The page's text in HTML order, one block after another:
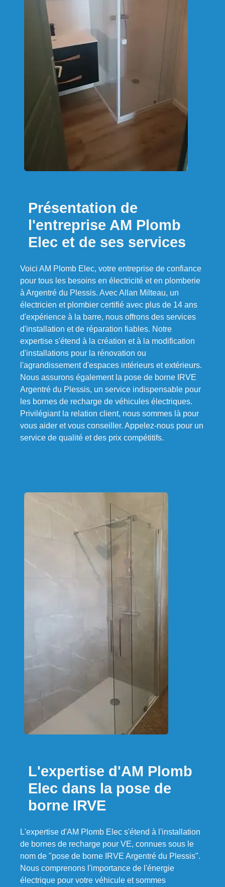
Présentation de
l'entreprise AM Plomb
Elec et de ses services
Voici AM Plomb Elec, votre entreprise de confiance
pour tous les besoins en électricité et en plomberie
à Argentré du Plessis. Avec Allan Milteau, un
électricien et plombier certifié avec plus de 14 ans
d'expérience à la barre, nous offrons des services
d'installation et de réparation fiables. Notre
expertise s'étend à la création et à la modification
d'installations pour la rénovation ou
l'agrandissement d'espaces intérieurs et extérieurs.
Nous assurons également la pose de borne IRVE
Argentré du Plessis, un service indispensable pour
les bornes de recharge de véhicules électriques.
Privilégiant la relation client, nous sommes là pour
vous aider et vous conseiller. Appelez-nous pour un
service de qualité et des prix compétitifs.
L'expertise d'AM Plomb
Elec dans la pose de
borne IRVE
L'expertise d'AM Plomb Elec s'étend à l'installation
de bornes de recharge pour VE, connues sous le
nom de "pose de borne IRVE Argentré du Plessis".
Nous comprenons l'importance de l'énergie
électrique pour votre véhicule et sommes